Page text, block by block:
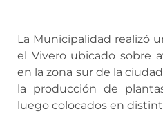
La Municipalidad realizó
el Vivero ubicado sobre
en la zona sur de la
la producción de
luego colocados en